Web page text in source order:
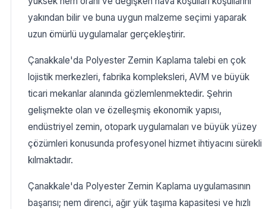
yakından bilir ve buna uygun malzeme seçimi yaparak
uzun ömürlü uygulamalar gerçekleştirir.
Çanakkale'da Polyester Zemin Kaplama talebi en çok
lojistik merkezleri, fabrika kompleksleri, AVM ve büyük
ticari mekanlar alanında gözlemlenmektedir. Şehrin
gelişmekte olan ve özelleşmiş ekonomik yapısı,
endüstriyel zemin, otopark uygulamaları ve büyük yüzey
çözümleri konusunda profesyonel hizmet ihtiyacını sürekli
kılmaktadır.
Çanakkale'da Polyester Zemin Kaplama uygulamasının
başarısı; nem direnci, ağır yük taşıma kapasitesi ve hızlı